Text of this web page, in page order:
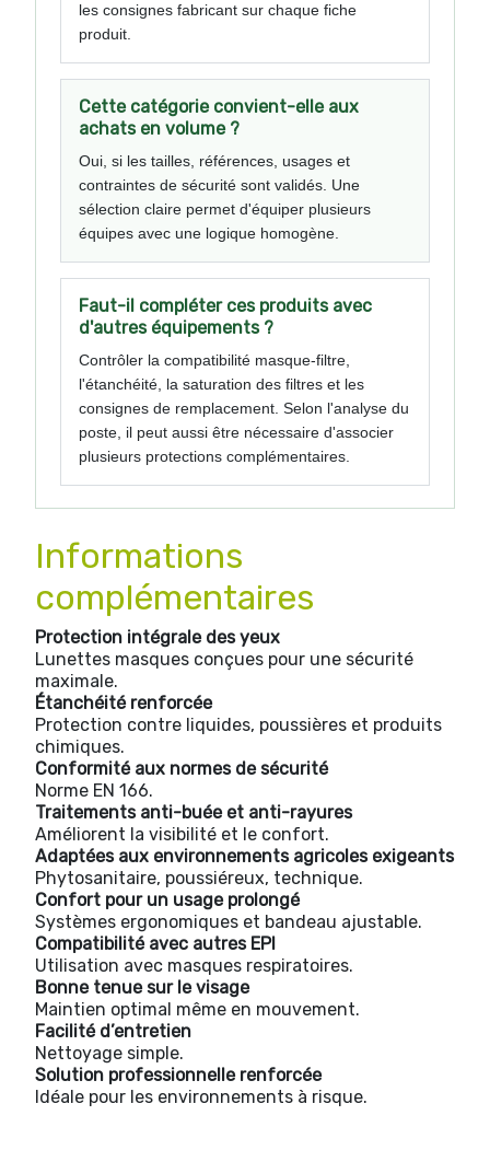
les consignes fabricant sur chaque fiche
produit.
Cette catégorie convient-elle aux
achats en volume ?
Oui, si les tailles, références, usages et
contraintes de sécurité sont validés. Une
sélection claire permet d'équiper plusieurs
équipes avec une logique homogène.
Faut-il compléter ces produits avec
d'autres équipements ?
Contrôler la compatibilité masque-filtre,
l'étanchéité, la saturation des filtres et les
consignes de remplacement. Selon l'analyse du
poste, il peut aussi être nécessaire d'associer
plusieurs protections complémentaires.
Informations
complémentaires
Protection intégrale des yeux
Lunettes masques conçues pour une sécurité
maximale.
Étanchéité renforcée
Protection contre liquides, poussières et produits
chimiques.
Conformité aux normes de sécurité
Norme EN 166.
Traitements anti-buée et anti-rayures
Améliorent la visibilité et le confort.
Adaptées aux environnements agricoles exigeants
Phytosanitaire, poussiéreux, technique.
Confort pour un usage prolongé
Systèmes ergonomiques et bandeau ajustable.
Compatibilité avec autres EPI
Utilisation avec masques respiratoires.
Bonne tenue sur le visage
Maintien optimal même en mouvement.
Facilité d’entretien
Nettoyage simple.
Solution professionnelle renforcée
Idéale pour les environnements à risque.